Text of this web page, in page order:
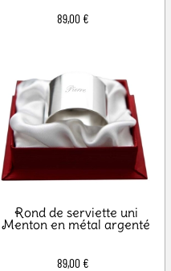
89,00 €
Rond de serviette uni
Menton en métal argenté
89,00 €